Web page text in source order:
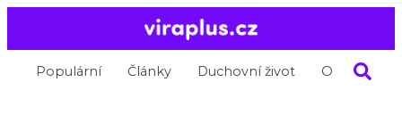
Populární Články Duchovní život O nás